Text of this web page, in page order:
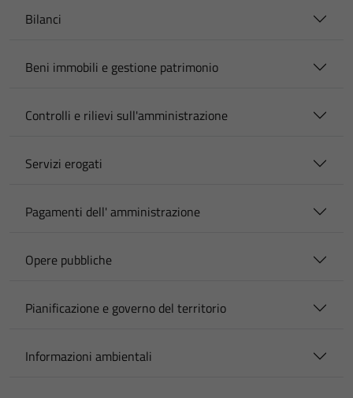
Bilanci
Beni immobili e gestione patrimonio
Controlli e rilievi sull'amministrazione
Servizi erogati
Pagamenti dell' amministrazione
Opere pubbliche
Pianificazione e governo del territorio
Informazioni ambientali